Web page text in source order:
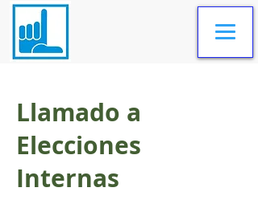
Llamado a
Elecciones
Internas